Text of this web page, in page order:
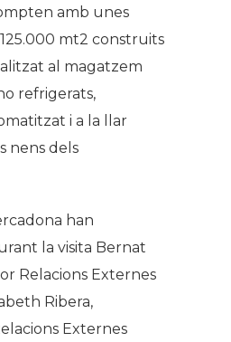
amb unes
mt2 construits
al magatzem
refrigerats,
i a la llar
nens dels
han
la visita Bernat
Relacions Externes
Ribera,
Externes